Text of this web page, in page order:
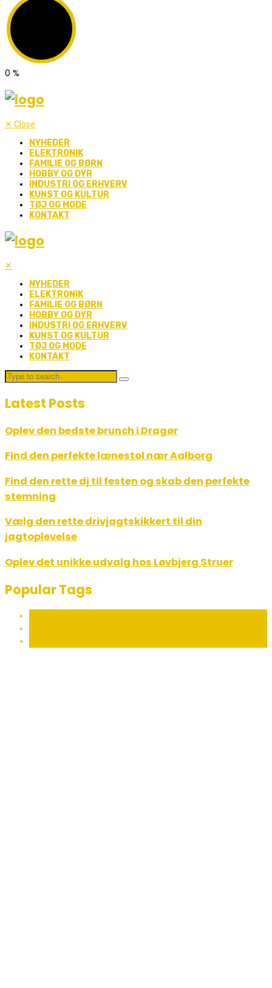
0 %
✕ Close
NYHEDER
ELEKTRONIK
FAMILIE OG BØRN
HOBBY OG DYR
INDUSTRI OG ERHVERV
KUNST OG KULTUR
TØJ OG MODE
KONTAKT
✕
NYHEDER
ELEKTRONIK
FAMILIE OG BØRN
HOBBY OG DYR
INDUSTRI OG ERHVERV
KUNST OG KULTUR
TØJ OG MODE
KONTAKT
Latest Posts
Oplev den bedste brunch i Dragør
Find den perfekte lænestol nær Aalborg
Find den rette dj til festen og skab den perfekte
stemning
Vælg den rette drivjagtskikkert til din
jagtoplevelse
Oplev det unikke udvalg hos Løvbjerg Struer
Popular Tags